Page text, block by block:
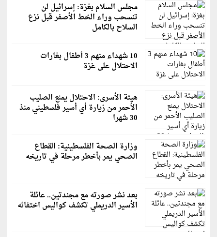
مجلس السلام بغزة: إسرائيل لن
تنسحب وراء الخط الأصفر قبل نزع
السلاح بالكامل
10 شهداء منهم 3 أطفال بغارات
الاحتلال على غزة
هيئة الأسرى: الاحتلال يمنع الصليب
الأحمر من زيارة أي أسير فلسطيني منذ
30 شهرا
وزارة الصحة الفلسطينية: القطاع
الصحي يمر بأخطر مرحلة في تاريخه
بعد نشر صورته مع مجندتين.. عائلة
الأسير الدريملي تكشف كواليس اختفائه